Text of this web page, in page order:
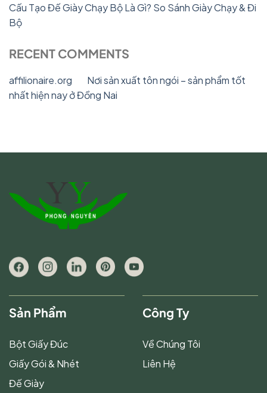
Cấu Tạo Đế Giày Chạy Bộ Là Gì? So Sánh Giày Chạy & Đi
Bộ
RECENT COMMENTS
affilionaire.org
Nơi sản xuất tôn ngói – sản phẩm tốt
nhất hiện nay ở Đồng Nai
Sản Phẩm
Bột Giấy Đúc
Giấy Gói & Nhét
Đế Giày
Công Ty
Về Chúng Tôi
Liên Hệ